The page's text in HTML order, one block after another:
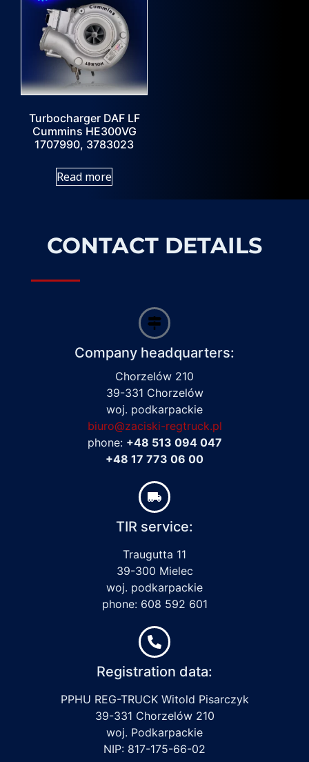
Turbocharger DAF LF
Cummins HE300VG
1707990, 3783023
Read more
CONTACT DETAILS
Company headquarters:
Chorzelów 210
39-331 Chorzelów
woj. podkarpackie
biuro@zaciski-regtruck.pl
phone: +48 513 094 047
+48 17 773 06 00
TIR service:
Traugutta 11
39-300 Mielec
woj. podkarpackie
phone: 608 592 601
Registration data:
PPHU REG-TRUCK Witold Pisarczyk
39-331 Chorzelów 210
woj. Podkarpackie
NIP: 817-175-66-02